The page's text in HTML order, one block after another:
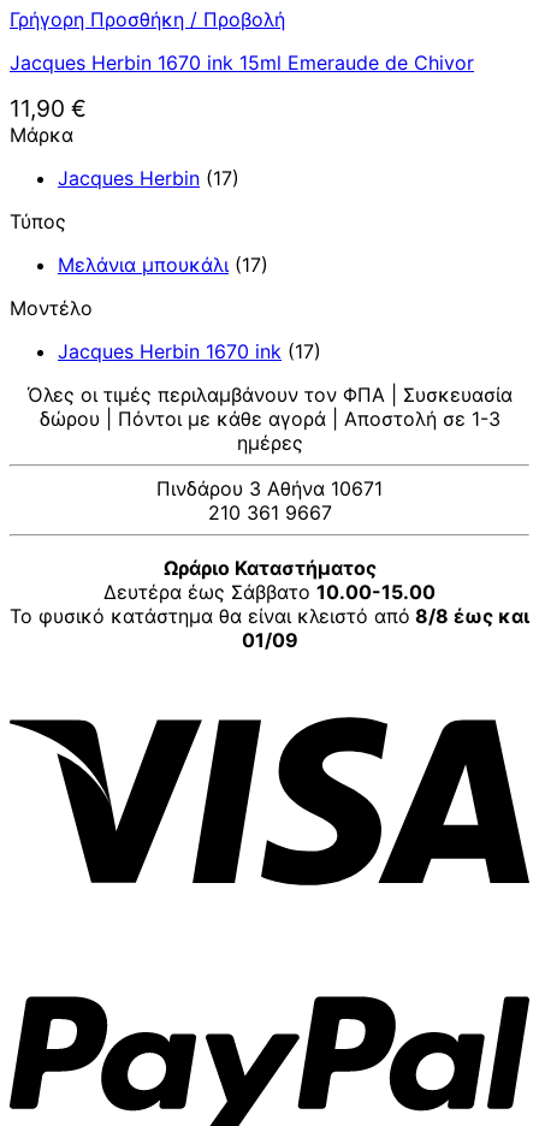
Γρήγορη Προσθήκη / Προβολή
Jacques Herbin 1670 ink 15ml Emeraude de Chivor
11,90 €
Μάρκα
Jacques Herbin (17)
Τύπος
Μελάνια μπουκάλι (17)
Μοντέλο
Jacques Herbin 1670 ink (17)
Όλες οι τιμές περιλαμβάνουν τον ΦΠΑ | Συσκευασία
δώρου | Πόντοι με κάθε αγορά | Αποστολή σε 1-3
ημέρες
Πινδάρου 3 Αθήνα 10671
210 361 9667
Ωράριο Καταστήματος
Δευτέρα έως Σάββατο 10.00-15.00
Το φυσικό κατάστημα θα είναι κλειστό από 8/8 έως και
01/09